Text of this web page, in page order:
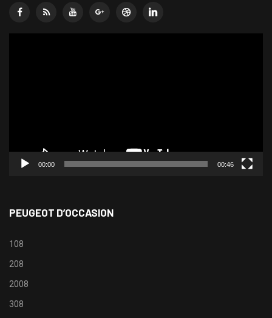
00:00 00:46
PEUGEOT D’OCCASION
108
208
2008
308